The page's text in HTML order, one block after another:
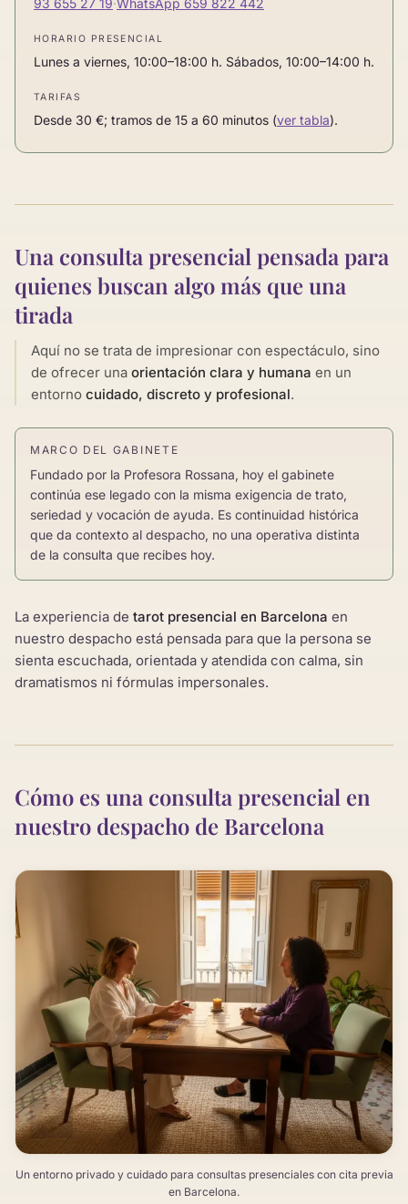
93 655 27 19·WhatsApp 659 822 442
HORARIO PRESENCIAL
Lunes a viernes, 10:00–18:00 h. Sábados, 10:00–14:00 h.
TARIFAS
Desde 30 €; tramos de 15 a 60 minutos (ver tabla).
Una consulta presencial pensada para
quienes buscan algo más que una
tirada
Aquí no se trata de impresionar con espectáculo, sino
de ofrecer una orientación clara y humana en un
entorno cuidado, discreto y profesional.
MARCO DEL GABINETE
Fundado por la Profesora Rossana, hoy el gabinete
continúa ese legado con la misma exigencia de trato,
seriedad y vocación de ayuda. Es continuidad histórica
que da contexto al despacho, no una operativa distinta
de la consulta que recibes hoy.
La experiencia de tarot presencial en Barcelona en
nuestro despacho está pensada para que la persona se
sienta escuchada, orientada y atendida con calma, sin
dramatismos ni fórmulas impersonales.
Cómo es una consulta presencial en
nuestro despacho de Barcelona
Un entorno privado y cuidado para consultas presenciales con cita previa
en Barcelona.